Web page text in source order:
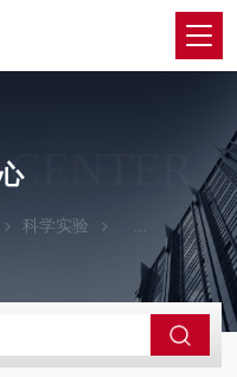
CENTER
科学实验 研磨细化设备